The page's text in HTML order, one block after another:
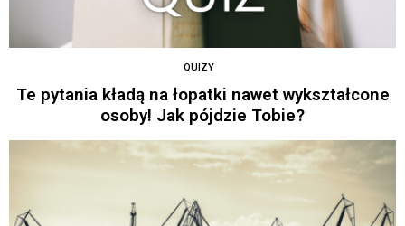
QUIZY
Te pytania kładą na łopatki nawet wykształcone
osoby! Jak pójdzie Tobie?